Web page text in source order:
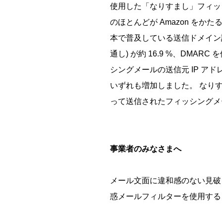
使用した「なりすまし」フィ
のほとんどが Amazon をかた
本で普及している送信ドメイ
通し) が約 16.9 %、DMARC
シングメールの送信元 IP アド
いずれも増加しました。 なり
って送信されたフィッシング
事業者のみなさまへ
メール文面に違和感のない見
惑メールフィルターを使用す